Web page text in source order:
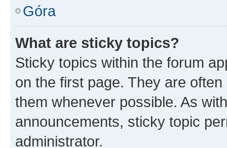
Góra
What are sticky topics?
Sticky topics within the forum
on the first page. They are
them whenever possible. As
announcements, sticky topic
administrator.